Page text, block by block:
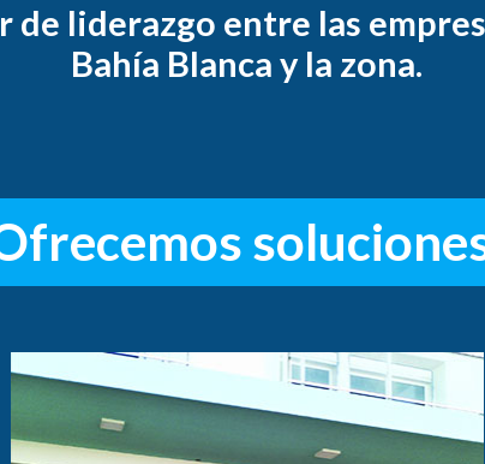
de liderazgo entre las
Bahía Blanca y la zona.